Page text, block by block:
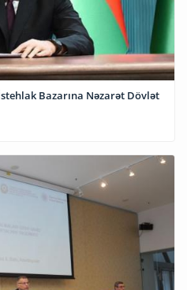
Bazarına Nəzarət Dövlət